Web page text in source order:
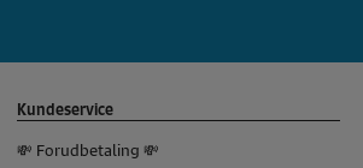
Kundeservice
💸 Forudbetaling 💸